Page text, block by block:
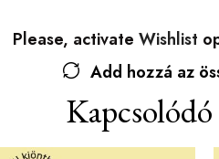
Please, activate Wishlist
Add hozzá az